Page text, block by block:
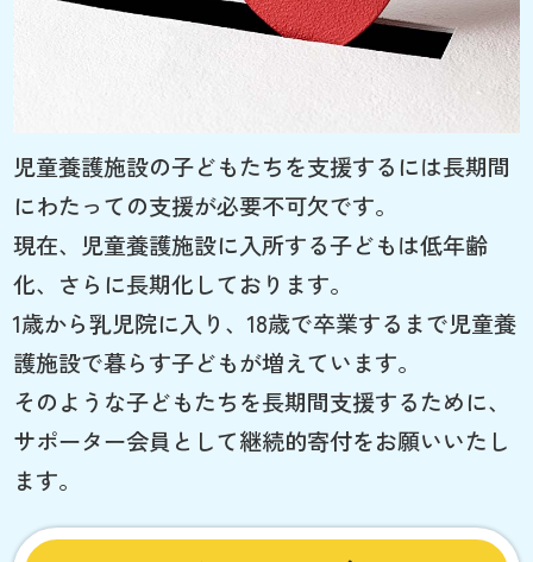
児童養護施設の子どもたちを支援するには長期間
にわたっての支援が必要不可欠です。
現在、児童養護施設に入所する子どもは低年齢
化、さらに長期化しております。
1歳から乳児院に入り、18歳で卒業するまで児童養
護施設で暮らす子どもが増えています。
そのような子どもたちを長期間支援するために、
サポーター会員として継続的寄付をお願いいたし
ます。